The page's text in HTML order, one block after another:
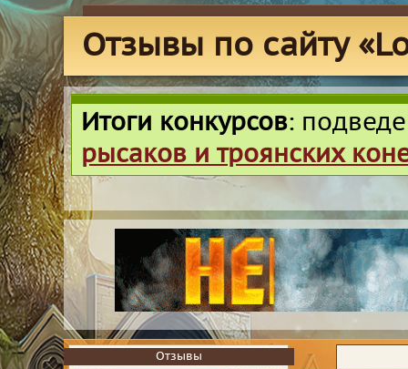
Отзывы по сайту
Итоги конкурсов:
рысаков и троянских
Отзывы
Отзывы